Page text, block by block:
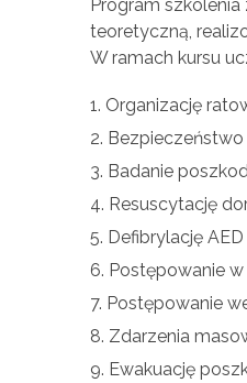
Program
teoretyczną,
W ramach kursu
Organizację
Bezpieczeństwo
Badanie
Resuscytację
Defibrylację
Postępowanie
Postępowanie
Zdarzenia
Ewakuację